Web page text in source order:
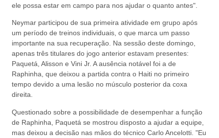
ele possa estar em campo para nos ajudar o quanto antes".
Neymar participou de sua primeira atividade em grupo após
um período de treinos individuais, o que marca um passo
importante na sua recuperação. Na sessão deste domingo,
apenas três titulares do jogo anterior estavam presentes:
Paquetá, Alisson e Vini Jr. A ausência notável foi a de
Raphinha, que deixou a partida contra o Haiti no primeiro
tempo devido a uma lesão no músculo posterior da coxa
direita.
Questionado sobre a possibilidade de desempenhar a função
de Raphinha, Paquetá se mostrou disposto a ajudar a equipe,
mas deixou a decisão nas mãos do técnico Carlo Ancelotti. "Eu